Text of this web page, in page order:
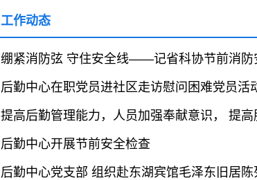
工作动态
绷紧消防弦 守住安全线——记省科协节前消防
后勤中心在职党员进社区走访慰问困难党员活
提高后勤管理能力，人员加强奉献意识， 提高
后勤中心开展节前安全检查
后勤中心党支部 组织赴东湖宾馆毛泽东旧居